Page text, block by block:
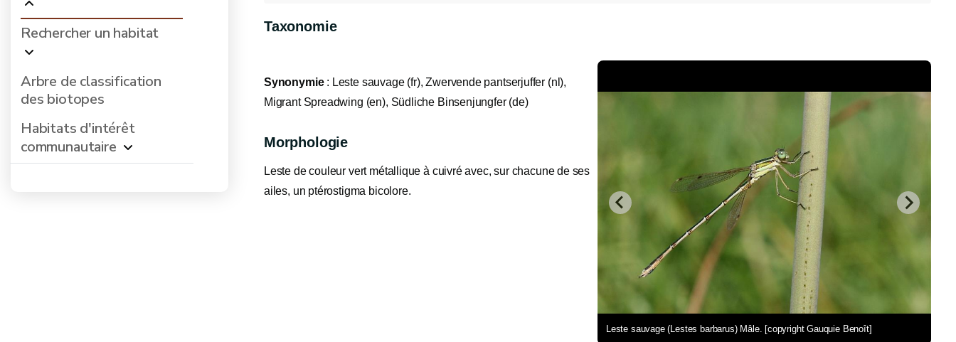
Rechercher un habitat
Arbre de classification
des biotopes
Habitats d'intérêt
communautaire
Taxonomie
Synonymie: Leste sauvage (fr), Zwervende pantserjuffer (nl),
Migrant Spreadwing (en), Südliche Binsenjungfer (de)
Morphologie
Leste de couleur vert métallique à cuivré avec, sur chacune de ses
ailes, un ptérostigma bicolore.
Leste sauvage (Lestes barbarus) Mâle. [copyright Gauquie Benoît]